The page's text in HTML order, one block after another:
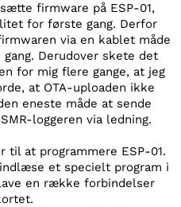
firmware på ESP-01,
for første gang. Derfor
via en kablet måde
Derudover skete det
for mig flere gange, at jeg
at OTA-uploaden ikke
eneste måde at sende
loggeren via ledning.
til at programmere ESP-01.
et specielt program i
en række forbindelser